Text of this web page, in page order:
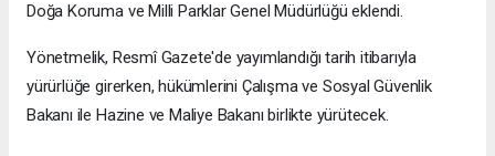
Doğa Koruma ve Milli Parklar Genel Müdürlüğü eklendi.
Yönetmelik, Resmî Gazete'de yayımlandığı tarih itibarıyla
yürürlüğe girerken, hükümlerini Çalışma ve Sosyal Güvenlik
Bakanı ile Hazine ve Maliye Bakanı birlikte yürütecek.